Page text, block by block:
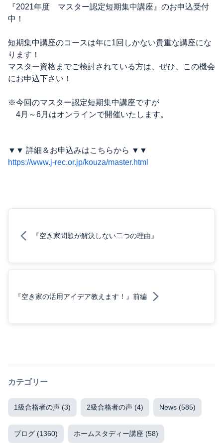
『2021年度 マスター認定短期集中講座』のお申込受付
中！
短期集中講座のコースは年に1回しかない貴重な講座にな
ります！
マスター資格までご検討されている方は、ぜひ、この機会
にお申込下さい！
※今回のマスター認定短期集中講座ですが
4月～6月はオンラインで開催いたします。
▼▼ 詳細＆お申込みはこちらから ▼▼
https://www.j-rec.or.jp/kouza/master.html
『空き家問題が解決しない二つの理由』
『空き家の活用アイデア教えます！』前編
カテゴリー
1級合格者の声 (3) 2級合格者の声 (4) News (585)
ブログ (1360) ホームスタディー講座 (58)